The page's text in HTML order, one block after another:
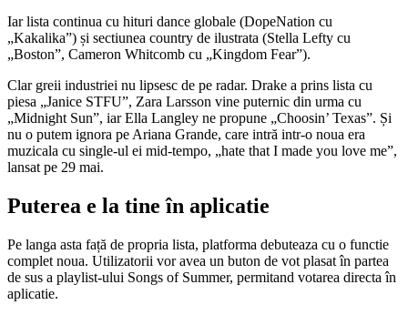
Iar lista continua cu hituri dance globale (DopeNation cu
„Kakalika”) și sectiunea country de ilustrata (Stella Lefty cu
„Boston”, Cameron Whitcomb cu „Kingdom Fear”).
Clar greii industriei nu lipsesc de pe radar. Drake a prins lista cu
piesa „Janice STFU”, Zara Larsson vine puternic din urma cu
„Midnight Sun”, iar Ella Langley ne propune „Choosin’ Texas”. Și
nu o putem ignora pe Ariana Grande, care intră intr-o noua era
muzicala cu single-ul ei mid-tempo, „hate that I made you love me”,
lansat pe 29 mai.
Puterea e la tine în aplicatie
Pe langa asta față de propria lista, platforma debuteaza cu o functie
complet noua. Utilizatorii vor avea un buton de vot plasat în partea
de sus a playlist-ului Songs of Summer, permitand votarea directa în
aplicatie.